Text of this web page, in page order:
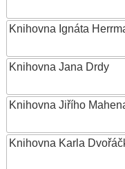
Knihovna Ignáta
Knihovna Jana Drdy
Knihovna Jiřího
Knihovna Karla